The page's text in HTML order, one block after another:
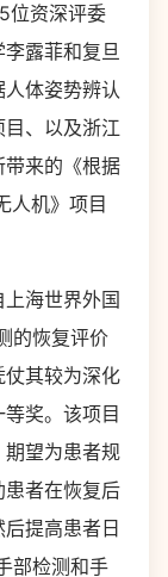
位资深评委
露菲和复旦
体姿势辨认
、以及浙江
来的《根据
人机》项目
海世界外国
的恢复评价
其较为深化
奖。该项目
望为患者规
者在恢复后
提高患者日
部检测和手